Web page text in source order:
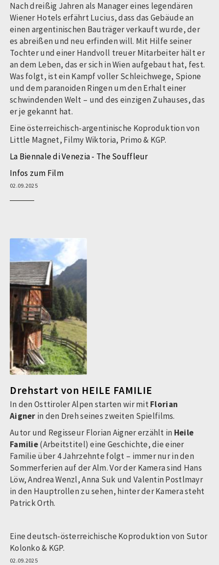
Nach dreißig Jahren als Manager eines legendären
Wiener Hotels erfährt Lucius, dass das Gebäude an
einen argentinischen Bauträger verkauft wurde, der
es abreißen und neu erfinden will. Mit Hilfe seiner
Tochter und einer Handvoll treuer Mitarbeiter hält er
an dem Leben, das er sich in Wien aufgebaut hat, fest.
Was folgt, ist ein Kampf voller Schleichwege, Spione
und dem paranoiden Ringen um den Erhalt einer
schwindenden Welt – und des einzigen Zuhauses, das
er je gekannt hat.
Eine österreichisch-argentinische Koproduktion von
Little Magnet, Filmy Wiktoria, Primo & KGP.
La Biennale di Venezia - The Souffleur
Infos zum Film
02.09.2025
Drehstart von HEILE FAMILIE
In den Osttiroler Alpen starten wir mitFlorian
Aigner inden Dreh seines zweiten Spielfilms.
Autor und Regisseur Florian Aigner erzählt in Heile
Familie(Arbeitstitel) eine Geschichte, die einer
Familie über 4 Jahrzehnte folgt – immer nur in den
Sommerferien auf der Alm. Vor der Kamera sind Hans
Löw, Andrea Wenzl, Anna Suk und Valentin Postlmayr
in den Hauptrollen zu sehen, hinter der Kamera steht
Patrick Orth.
Eine deutsch-österreichische Koproduktion von Sutor
Kolonko & KGP.
02.09.2025